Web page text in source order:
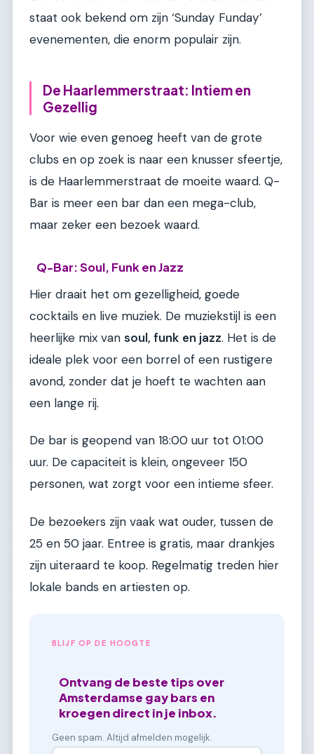
staat ook bekend om zijn ‘Sunday Funday’
evenementen, die enorm populair zijn.
De Haarlemmerstraat: Intiem en
Gezellig
Voor wie even genoeg heeft van de grote
clubs en op zoek is naar een knusser sfeertje,
is de Haarlemmerstraat de moeite waard. Q-
Bar is meer een bar dan een mega-club,
maar zeker een bezoek waard.
Q-Bar: Soul, Funk en Jazz
Hier draait het om gezelligheid, goede
cocktails en live muziek. De muziekstijl is een
heerlijke mix van soul, funk en jazz. Het is de
ideale plek voor een borrel of een rustigere
avond, zonder dat je hoeft te wachten aan
een lange rij.
De bar is geopend van 18:00 uur tot 01:00
uur. De capaciteit is klein, ongeveer 150
personen, wat zorgt voor een intieme sfeer.
De bezoekers zijn vaak wat ouder, tussen de
25 en 50 jaar. Entree is gratis, maar drankjes
zijn uiteraard te koop. Regelmatig treden hier
lokale bands en artiesten op.
BLIJF OP DE HOOGTE
Ontvang de beste tips over
Amsterdamse gay bars en
kroegen direct in je inbox.
Geen spam. Altijd afmelden mogelijk.